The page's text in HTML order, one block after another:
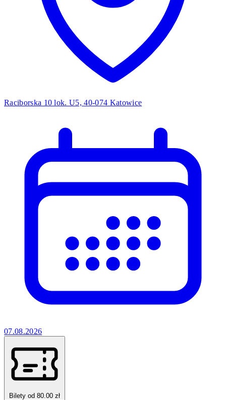
Raciborska 10 lok. U5, 40-074 Katowice
07.08.2026
Bilety od 80.00 zł